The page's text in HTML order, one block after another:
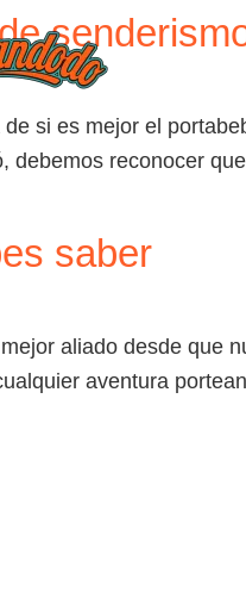
si es mejor el
reconocer
saber
aliado desde que
aventura